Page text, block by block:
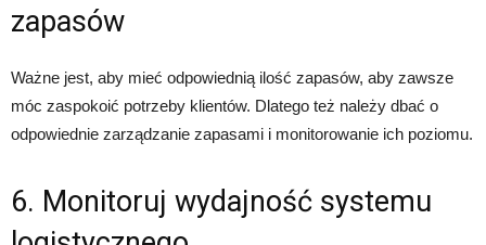
zapasów
Ważne jest, aby mieć odpowiednią ilość zapasów, aby zawsze
móc zaspokoić potrzeby klientów. Dlatego też należy dbać o
odpowiednie zarządzanie zapasami i monitorowanie ich poziomu.
6. Monitoruj wydajność systemu